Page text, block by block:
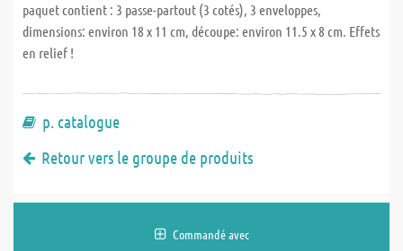
paquet contient : 3 passe-partout (3 cotés), 3 enveloppes,
dimensions: environ 18 x 11 cm, découpe: environ 11.5 x 8 cm. Effets
en relief !
p. catalogue
Retour vers le groupe de produits
Commandé avec